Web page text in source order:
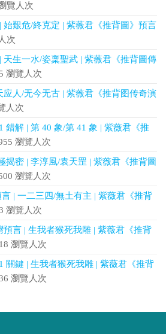
覽人次
始艱危/終克定 | 紫薇君《推背圖》預言
次
天生一水/姿稟聖武 | 紫薇君《推背圖傳
瀏覽人次
应人/无今无古 | 紫薇君《推背图传奇演
人次
錯解 | 第 40 象/第 41 象 | 紫薇君《推
瀏覽人次
揭密 | 李淳風/袁天罡 | 紫薇君《推背圖
瀏覽人次
| 一二三四/無土有主 | 紫薇君《推背
瀏覽人次
預言 | 生我者猴死我雕 | 紫薇君《推背
瀏覽人次
關鍵 | 生我者猴死我雕 | 紫薇君《推背
瀏覽人次